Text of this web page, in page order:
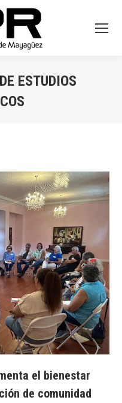
ESTUDIOS
el bienestar
de comunidad